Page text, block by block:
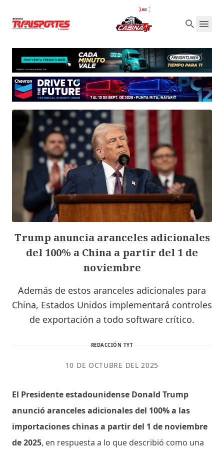
Trump anuncia aranceles adicionales
del 100% a China a partir del 1 de
noviembre
Además de estos aranceles adicionales para
China, Estados Unidos implementará controles
de exportación a todo software crítico.
REDACCIÓN TYT
10 DE OCTUBRE DEL 2025
El Presidente estadounidense Donald Trump
anunció aranceles adicionales del 100% a las
importaciones chinas a partir del 1 de noviembre
de 2025, en respuesta a lo que describió como una